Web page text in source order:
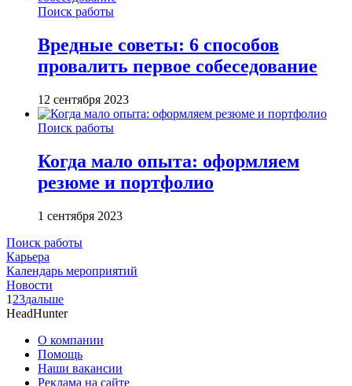
Поиск работы
Вредные советы: 6 способов
провалить первое собеседование
12 сентября 2023
Поиск работы
Когда мало опыта: оформляем
резюме и портфолио
1 сентября 2023
Поиск работы
Карьера
Календарь мероприятий
Новости
1 23дальше
HeadHunter
О компании
Помощь
Наши вакансии
Реклама на сайте